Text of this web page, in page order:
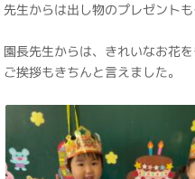
先生からは出し物のプレゼント
園長先生からは、きれいなお花
ご挨拶もきちんと言えました。